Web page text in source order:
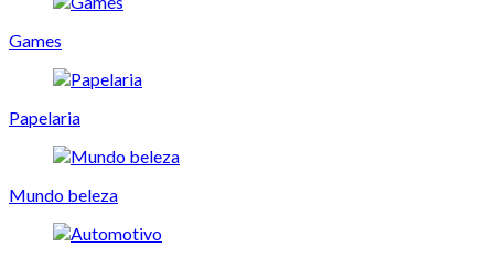
Games
Papelaria
Mundo beleza